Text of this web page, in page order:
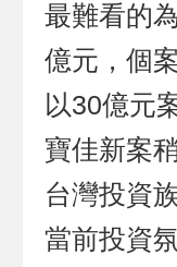
最難看的
億元，個
以30億元
寶佳新案
台灣投資
當前投資